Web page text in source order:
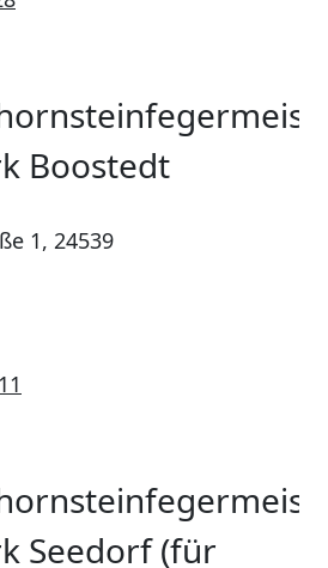
Boostedt
1, 24539
Seedorf (für